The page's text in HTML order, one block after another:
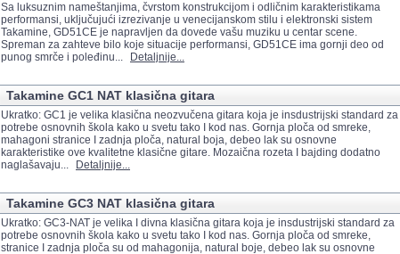
Sa luksuznim nameštanjima, čvrstom konstrukcijom i odličnim karakteristikama
performansi, uključujući izrezivanje u venecijanskom stilu i elektronski sistem
Takamine, GD51CE je napravljen da dovede vašu muziku u centar scene.
Spreman za zahteve bilo koje situacije performansi, GD51CE ima gornji deo od
punog smrče i poleđinu...
Detaljnije...
Takamine GC1 NAT klasična gitara
Ukratko: GC1 je velika klasična neozvučena gitara koja je insdustrijski standard za
potrebe osnovnih škola kako u svetu tako I kod nas. Gornja ploča od smreke,
mahagoni stranice I zadnja ploča, natural boja, debeo lak su osnovne
karakteristike ove kvalitetne klasične gitare. Mozaična rozeta I bajding dodatno
naglašavaju...
Detaljnije...
Takamine GC3 NAT klasična gitara
Ukratko: GC3-NAT je velika I divna klasična gitara koja je insdustrijski standard za
potrebe osnovnih škola kako u svetu tako I kod nas. Gornja ploča od smreke,
stranice I zadnja ploča su od mahagonija, natural boje, debeo lak su osnovne